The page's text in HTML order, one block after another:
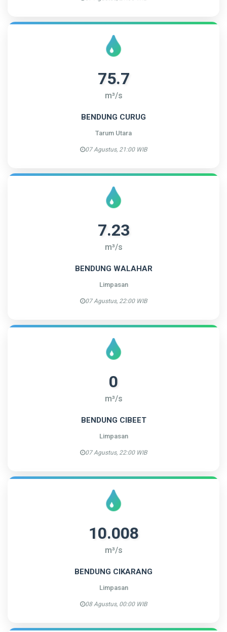
75.7
m³/s
BENDUNG CURUG
Tarum Utara
07 Agustus, 21:00 WIB
7.23
m³/s
BENDUNG WALAHAR
Limpasan
07 Agustus, 22:00 WIB
0
m³/s
BENDUNG CIBEET
Limpasan
07 Agustus, 22:00 WIB
10.008
m³/s
BENDUNG CIKARANG
Limpasan
08 Agustus, 00:00 WIB